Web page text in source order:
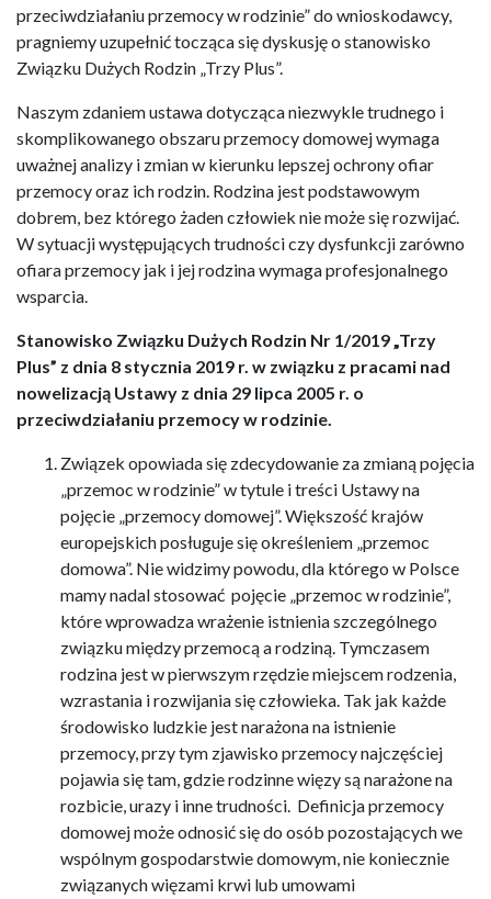
przeciwdziałaniu przemocy w rodzinie” do wnioskodawcy,
pragniemy uzupełnić tocząca się dyskusję o stanowisko
Związku Dużych Rodzin „Trzy Plus”.
Naszym zdaniem ustawa dotycząca niezwykle trudnego i
skomplikowanego obszaru przemocy domowej wymaga
uważnej analizy i zmian w kierunku lepszej ochrony ofiar
przemocy oraz ich rodzin. Rodzina jest podstawowym
dobrem, bez którego żaden człowiek nie może się rozwijać.
W sytuacji występujących trudności czy dysfunkcji zarówno
ofiara przemocy jak i jej rodzina wymaga profesjonalnego
wsparcia.
Stanowisko Związku Dużych Rodzin Nr 1/2019 „Trzy
Plus” z dnia 8 stycznia 2019 r. w związku z pracami nad
nowelizacją Ustawy z dnia 29 lipca 2005 r. o
przeciwdziałaniu przemocy w rodzinie.
Związek opowiada się zdecydowanie za zmianą pojęcia
„przemoc w rodzinie” w tytule i treści Ustawy na
pojęcie „przemocy domowej”. Większość krajów
europejskich posługuje się określeniem „przemoc
domowa”. Nie widzimy powodu, dla którego w Polsce
mamy nadal stosować pojęcie „przemoc w rodzinie”,
które wprowadza wrażenie istnienia szczególnego
związku między przemocą a rodziną. Tymczasem
rodzina jest w pierwszym rzędzie miejscem rodzenia,
wzrastania i rozwijania się człowieka. Tak jak każde
środowisko ludzkie jest narażona na istnienie
przemocy, przy tym zjawisko przemocy najczęściej
pojawia się tam, gdzie rodzinne więzy są narażone na
rozbicie, urazy i inne trudności. Definicja przemocy
domowej może odnosić się do osób pozostających we
wspólnym gospodarstwie domowym, nie koniecznie
związanych więzami krwi lub umowami